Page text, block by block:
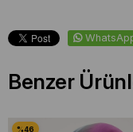
Benzer